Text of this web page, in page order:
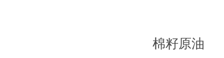
棉籽原油